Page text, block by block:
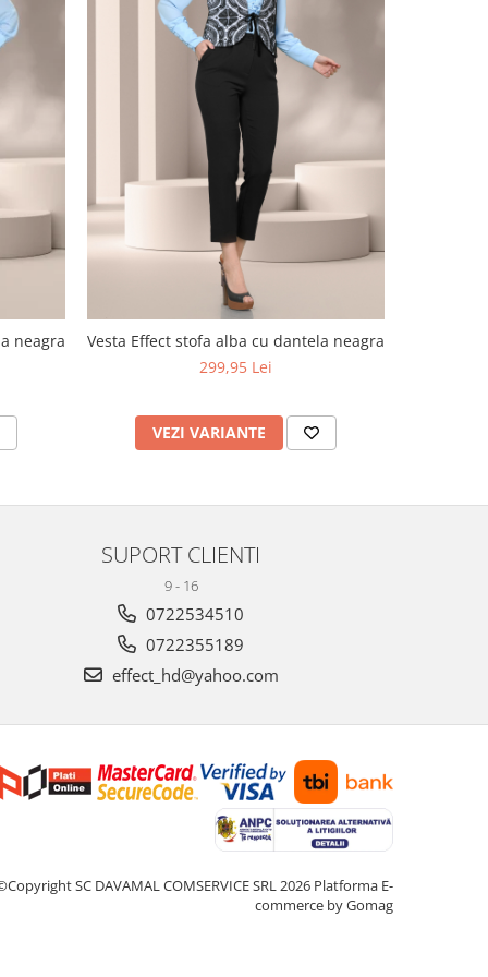
neagra
Vesta Effect stofa alba cu dantela neagra
299,95 Lei
VEZI VARIANTE
SUPORT CLIENTI
9 - 16
0722534510
0722355189
effect_hd@yahoo.com
SC DAVAMAL COMSERVICE SRL 2026 Platforma E-
commerce by Gomag